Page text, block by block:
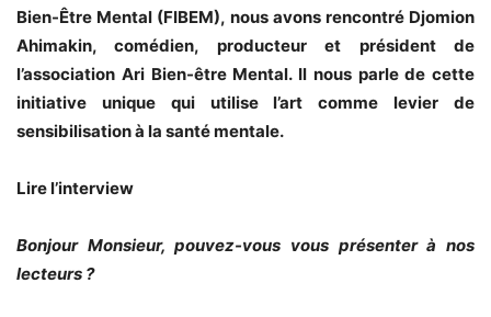
Bien-Être Mental (FIBEM), nous avons rencontré Djomion
Ahimakin, comédien, producteur et président de
l’association Ari Bien-être Mental. Il nous parle de cette
initiative unique qui utilise l’art comme levier de
sensibilisation à la santé mentale.
Lire l’interview
Bonjour Monsieur, pouvez-vous vous présenter à nos
lecteurs ?